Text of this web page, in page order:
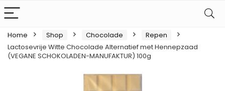
Home Shop Chocolade
Repen
Lactosevrije Witte Chocolade Alternatief met Hennepzaad
(VEGANE SCHOKOLADEN-MANUFAKTUR) 100g